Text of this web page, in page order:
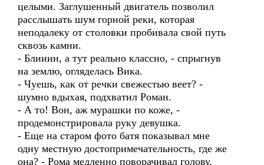
целыми. Заглушенный двигатель позволил
расслышать шум горной реки, которая
неподалеку от столовки пробивала свой путь
сквозь камни.
- Блииин, а тут реально классно, - спрыгнув
на землю, огляделась Вика.
- Чуешь, как от речки свежестью веет? -
шумно вдыхая, подхватил Роман.
- А то! Вон, аж мурашки по коже, -
продемонстрировала руку девушка.
- Еще на старом фото батя показывал мне
одну местную достопримечательность, где же
она? - Рома медленно поворачивал голову,